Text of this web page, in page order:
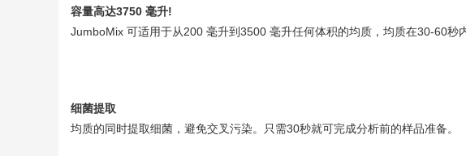
容量高达3750 毫升!
JumboMix 可适用于从200 毫升到3500 毫升任何体积的均质，均质在30-60秒
细菌提取
均质的同时提取细菌，避免交叉污染。只需30秒就可完成分析前的样品准备。